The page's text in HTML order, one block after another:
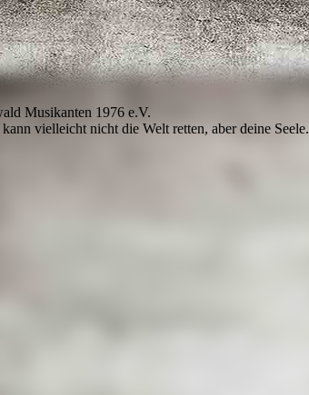
Musikanten 1976 e.V.
vielleicht nicht die Welt retten, aber deine Seele.